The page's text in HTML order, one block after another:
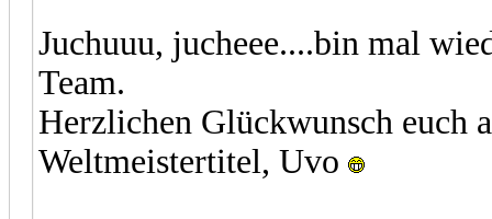
Juchuuu, jucheee....bin mal
Team.
Herzlichen Glückwunsch euch
Weltmeistertitel, Uvo